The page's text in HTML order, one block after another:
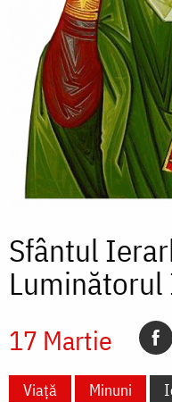
Sfântul
17 Martie
Viață Minuni